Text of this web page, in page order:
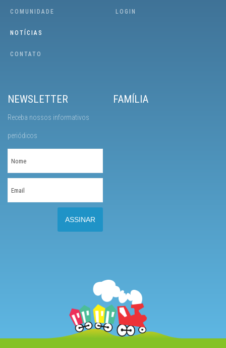
COMUNIDADE
NOTÍCIAS
CONTATO
LOGIN
NEWSLETTER
Receba nossos informativos
periódicos
FAMÍLIA